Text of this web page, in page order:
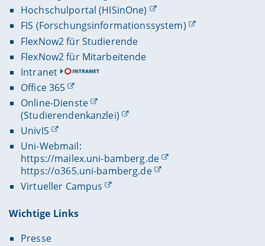
Hochschulportal (HISinOne)
FIS (Forschungsinformationssystem)
FlexNow2 für Studierende
FlexNow2 für Mitarbeitende
Intranet
Office 365
Online-Dienste
(Studierendenkanzlei)
UnivIS
Uni-Webmail:
https://mailex.uni-bamberg.de
https://o365.uni-bamberg.de
Virtueller Campus
Wichtige Links
Presse